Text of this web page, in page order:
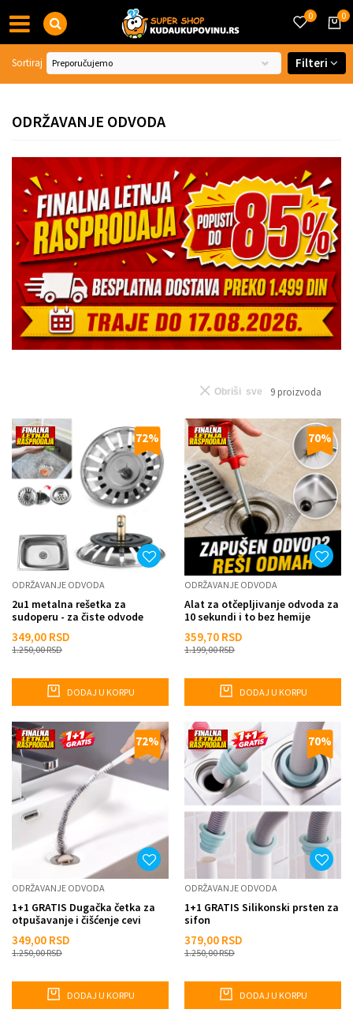
0
0
ODRŽAVANJE ODVODA
Sortiraj Filteri
9 proizvoda
Obriši sve
72%
ODRŽAVANJE ODVODA
2u1 metalna rešetka za
sudoperu - za čiste odvode
349,00 RSD
1.250,00RSD
DODAJ U KORPU
70%
ODRŽAVANJE ODVODA
Alat za otčepljivanje odvoda za
10 sekundi i to bez hemije
359,70 RSD
1.199,00RSD
DODAJ U KORPU
72%
ODRŽAVANJE ODVODA
1+1 GRATIS Dugačka četka za
otpušavanje i čišćenje cevi
349,00 RSD
1.250,00RSD
DODAJ U KORPU
70%
ODRŽAVANJE ODVODA
1+1 GRATIS Silikonski prsten za
sifon
379,00 RSD
1.250,00RSD
DODAJ U KORPU